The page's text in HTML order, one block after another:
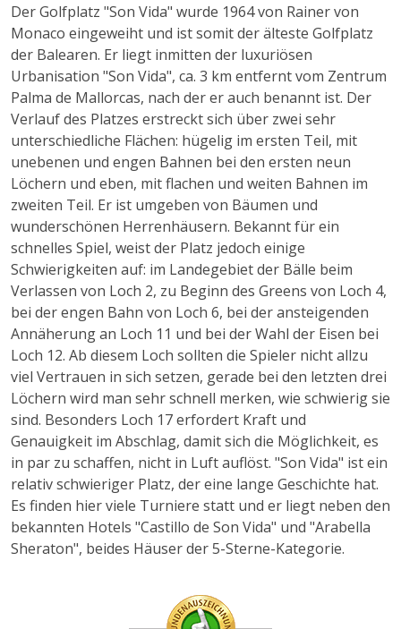
Der Golfplatz "Son Vida" wurde 1964 von Rainer von
Monaco eingeweiht und ist somit der älteste Golfplatz
der Balearen. Er liegt inmitten der luxuriösen
Urbanisation "Son Vida", ca. 3 km entfernt vom Zentrum
Palma de Mallorcas, nach der er auch benannt ist. Der
Verlauf des Platzes erstreckt sich über zwei sehr
unterschiedliche Flächen: hügelig im ersten Teil, mit
unebenen und engen Bahnen bei den ersten neun
Löchern und eben, mit flachen und weiten Bahnen im
zweiten Teil. Er ist umgeben von Bäumen und
wunderschönen Herrenhäusern. Bekannt für ein
schnelles Spiel, weist der Platz jedoch einige
Schwierigkeiten auf: im Landegebiet der Bälle beim
Verlassen von Loch 2, zu Beginn des Greens von Loch 4,
bei der engen Bahn von Loch 6, bei der ansteigenden
Annäherung an Loch 11 und bei der Wahl der Eisen bei
Loch 12. Ab diesem Loch sollten die Spieler nicht allzu
viel Vertrauen in sich setzen, gerade bei den letzten drei
Löchern wird man sehr schnell merken, wie schwierig sie
sind. Besonders Loch 17 erfordert Kraft und
Genauigkeit im Abschlag, damit sich die Möglichkeit, es
in par zu schaffen, nicht in Luft auflöst. "Son Vida" ist ein
relativ schwieriger Platz, der eine lange Geschichte hat.
Es finden hier viele Turniere statt und er liegt neben den
bekannten Hotels "Castillo de Son Vida" und "Arabella
Sheraton", beides Häuser der 5-Sterne-Kategorie.